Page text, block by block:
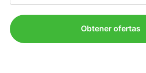
Obtener ofertas